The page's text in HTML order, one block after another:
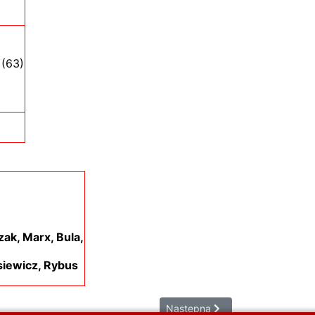
Marx, Bula,
Rybus
Następna strona: GHANA -
Następna